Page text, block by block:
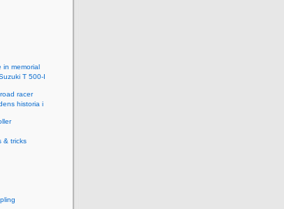
in memorial
T 500-I
racer
historia i
& tricks